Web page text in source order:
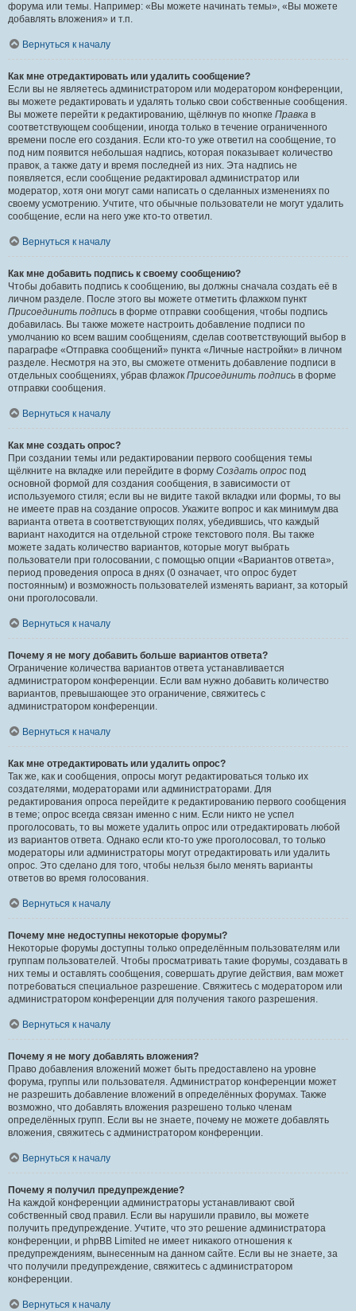
форума или темы. Например: «Вы можете начинать темы», «Вы можете
добавлять вложения» и т.п.
Вернуться к началу
Как мне отредактировать или удалить сообщение?
Если вы не являетесь администратором или модератором конференции,
вы можете редактировать и удалять только свои собственные сообщения.
Вы можете перейти к редактированию, щёлкнув по кнопке Правка в
соответствующем сообщении, иногда только в течение ограниченного
времени после его создания. Если кто-то уже ответил на сообщение, то
под ним появится небольшая надпись, которая показывает количество
правок, а также дату и время последней из них. Эта надпись не
появляется, если сообщение редактировал администратор или
модератор, хотя они могут сами написать о сделанных изменениях по
своему усмотрению. Учтите, что обычные пользователи не могут удалить
сообщение, если на него уже кто-то ответил.
Вернуться к началу
Как мне добавить подпись к своему сообщению?
Чтобы добавить подпись к сообщению, вы должны сначала создать её в
личном разделе. После этого вы можете отметить флажком пункт
Присоединить подпись в форме отправки сообщения, чтобы подпись
добавилась. Вы также можете настроить добавление подписи по
умолчанию ко всем вашим сообщениям, сделав соответствующий выбор в
параграфе «Отправка сообщений» пункта «Личные настройки» в личном
разделе. Несмотря на это, вы сможете отменить добавление подписи в
отдельных сообщениях, убрав флажок Присоединить подпись в форме
отправки сообщения.
Вернуться к началу
Как мне создать опрос?
При создании темы или редактировании первого сообщения темы
щёлкните на вкладке или перейдите в форму Создать опрос под
основной формой для создания сообщения, в зависимости от
используемого стиля; если вы не видите такой вкладки или формы, то вы
не имеете прав на создание опросов. Укажите вопрос и как минимум два
варианта ответа в соответствующих полях, убедившись, что каждый
вариант находится на отдельной строке текстового поля. Вы также
можете задать количество вариантов, которые могут выбрать
пользователи при голосовании, с помощью опции «Вариантов ответа»,
период проведения опроса в днях (0 означает, что опрос будет
постоянным) и возможность пользователей изменять вариант, за который
они проголосовали.
Вернуться к началу
Почему я не могу добавить больше вариантов ответа?
Ограничение количества вариантов ответа устанавливается
администратором конференции. Если вам нужно добавить количество
вариантов, превышающее это ограничение, свяжитесь с
администратором конференции.
Вернуться к началу
Как мне отредактировать или удалить опрос?
Так же, как и сообщения, опросы могут редактироваться только их
создателями, модераторами или администраторами. Для
редактирования опроса перейдите к редактированию первого сообщения
в теме; опрос всегда связан именно с ним. Если никто не успел
проголосовать, то вы можете удалить опрос или отредактировать любой
из вариантов ответа. Однако если кто-то уже проголосовал, то только
модераторы или администраторы могут отредактировать или удалить
опрос. Это сделано для того, чтобы нельзя было менять варианты
ответов во время голосования.
Вернуться к началу
Почему мне недоступны некоторые форумы?
Некоторые форумы доступны только определённым пользователям или
группам пользователей. Чтобы просматривать такие форумы, создавать в
них темы и оставлять сообщения, совершать другие действия, вам может
потребоваться специальное разрешение. Свяжитесь с модератором или
администратором конференции для получения такого разрешения.
Вернуться к началу
Почему я не могу добавлять вложения?
Право добавления вложений может быть предоставлено на уровне
форума, группы или пользователя. Администратор конференции может
не разрешить добавление вложений в определённых форумах. Также
возможно, что добавлять вложения разрешено только членам
определённых групп. Если вы не знаете, почему не можете добавлять
вложения, свяжитесь с администратором конференции.
Вернуться к началу
Почему я получил предупреждение?
На каждой конференции администраторы устанавливают свой
собственный свод правил. Если вы нарушили правило, вы можете
получить предупреждение. Учтите, что это решение администратора
конференции, и phpBB Limited не имеет никакого отношения к
предупреждениям, вынесенным на данном сайте. Если вы не знаете, за
что получили предупреждение, свяжитесь с администратором
конференции.
Вернуться к началу